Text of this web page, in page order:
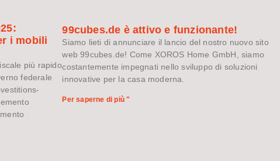
i mobili
più rapido
federale
99cubes.de è attivo e funzionante!
Siamo lieti di annunciare il lancio del nostro nuovo sito
web 99cubes.de! Come XOROS Home GmbH, siamo
costantemente impegnati nello sviluppo di soluzioni
innovative per la casa moderna.
Per saperne di più "